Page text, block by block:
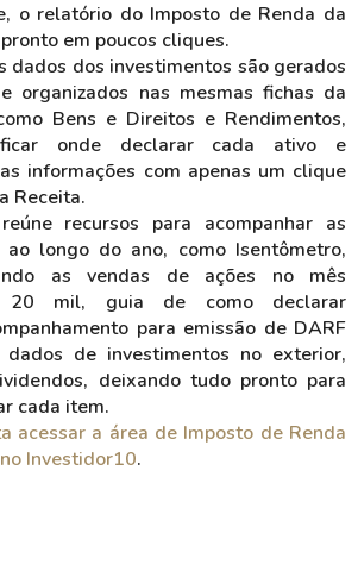
o relatório do Imposto de Renda da
em poucos cliques.
dados dos investimentos são gerados
organizados nas mesmas fichas da
Bens e Direitos e Rendimentos,
onde declarar cada ativo e
informações com apenas um clique
Receita.
recursos para acompanhar as
ao longo do ano, como Isentômetro,
as vendas de ações no mês
20 mil, guia de como declarar
para emissão de DARF
de investimentos no exterior,
deixando tudo pronto para
cada item.
acessar a área de Imposto de Renda
Investidor10.